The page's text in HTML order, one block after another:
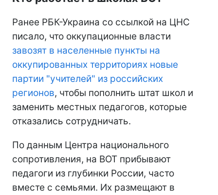
Ранее РБК-Украина со ссылкой на ЦНС
писало, что оккупационные власти
завозят в населенные пункты на
оккупированных территориях новые
партии "учителей" из российских
регионов, чтобы пополнить штат школ и
заменить местных педагогов, которые
отказались сотрудничать.
По данным Центра национального
сопротивления, на ВОТ прибывают
педагоги из глубинки России, часто
вместе с семьями. Их размещают в